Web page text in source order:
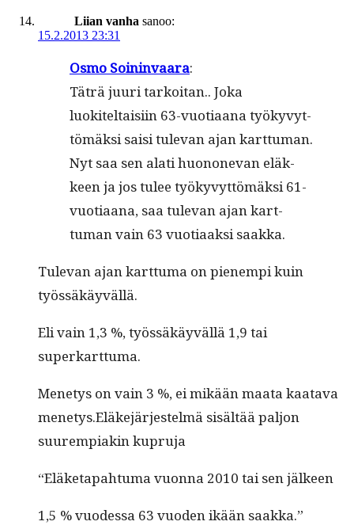
Liian vanha sanoo:
15.2.2013 23:31
Osmo Soin­in­vaara:
Täträ juuri tarkoi­tan.. Joka
luokiteltaisi­in 63-vuo­ti­aana työkyvyt­
tömäk­si saisi tule­van ajan kart­tuman.
Nyt saa sen alati huononevan eläk­
keen ja jos tulee työkyvyt­tömäk­si 61-
vuo­ti­aana, saa tule­van ajan kart­
tuman vain 63 vuo­ti­aak­si saakka.
Tule­van ajan kart­tuma on pienem­pi kuin
työssäkäyvällä.
Eli vain 1,3 %, työssäkäyväl­lä 1,9 tai
superkarttuma.
Mene­tys on vain 3 %, ei mikään maa­ta kaata­va
menetys.Eläkejärjestelmä sisältää paljon
suurem­piakin kupruja
“Eläke­ta­pah­tu­ma vuon­na 2010 tai sen jälkeen
1,5 % vuodessa 63 vuo­den ikään saakka.”